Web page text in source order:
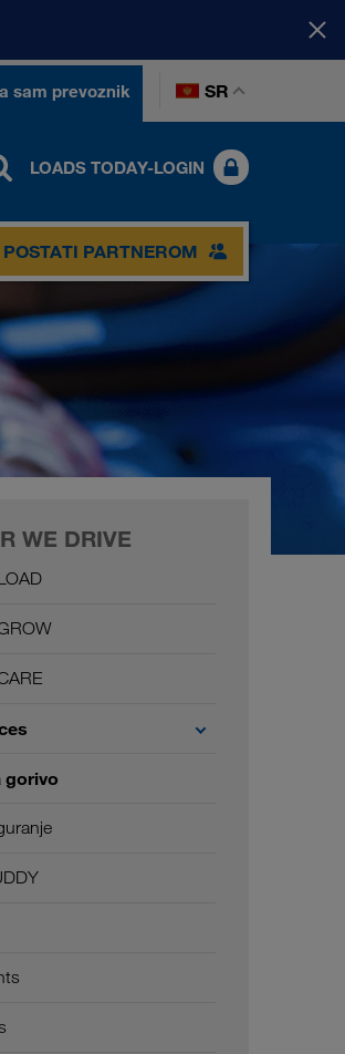
sam prevoznik SR
LOADS TODAY-LOGIN
POSTATI PARTNEROM
WE DRIVE
gorivo